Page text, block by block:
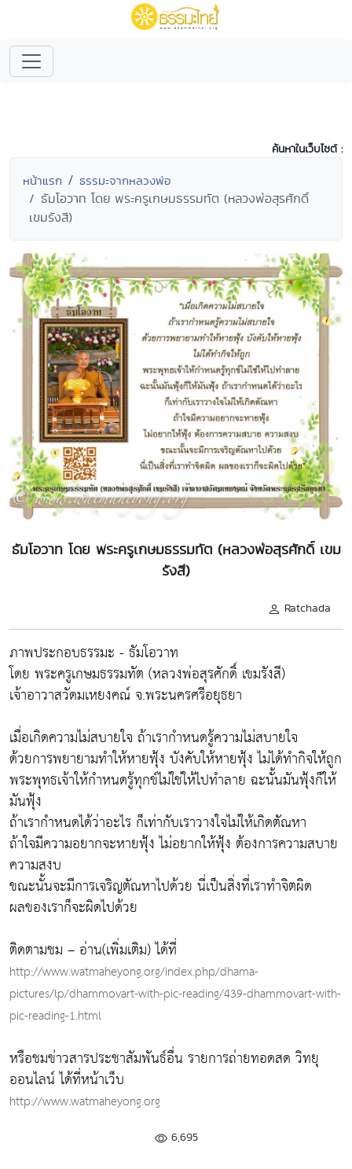
ค้นหาในเว็บไซต์ :
หน้าแรก ธรรมะจากหลวงพ่อ
ธัมโอวาท โดย พระครูเกษมธรรมทัต (หลวงพ่อสุรศักดิ์
เขมรังสี)
ธัมโอวาท โดย พระครูเกษมธรรมทัต (หลวงพ่อสุรศักดิ์ เขม
รังสี)
Ratchada
ภาพประกอบธรรมะ - ธัมโอวาท
โดย พระครูเกษมธรรมทัต (หลวงพ่อสุรศักดิ์ เขมรังสี)
เจ้าอาวาสวัดมเหยงคณ์ จ.พระนครศรีอยุธยา
เมื่อเกิดความไม่สบายใจ ถ้าเรากำหนดรู้ความไม่สบายใจ
ด้วยการพยายามทำให้หายฟุ้ง บังคับให้หายฟุ้ง ไม่ได้ทำกิจให้ถูก
พระพุทธเจ้าให้กำหนดรู้ทุกข์ไม่ใช่ให้ไปทำลาย ฉะนั้นมันฟุ้งก็ให้
มันฟุ้ง
ถ้าเรากำหนดได้ว่าอะไร ก็เท่ากับเราวางใจไม่ให้เกิดตัณหา
ถ้าใจมีความอยากจะหายฟุ้ง ไม่อยากให้ฟุ้ง ต้องการความสบาย
ความสงบ
ขณะนั้นจะมีการเจริญตัณหาไปด้วย นี่เป็นสิ่งที่เราทำจิตผิด
ผลของเราก็จะผิดไปด้วย
ติดตามชม – อ่าน(เพิ่มเติม) ได้ที่
http://www.watmaheyong.org/index.php/dhama-
pictures/lp/dhammovart-with-pic-reading/439-dhammovart-with-
pic-reading-1.html
หรือชมข่าวสารประชาสัมพันธ์อื่น รายการถ่ายทอดสด วิทยุ
ออนไลน์ ได้ที่หน้าเว็บ
http://www.watmaheyong.org
6,695